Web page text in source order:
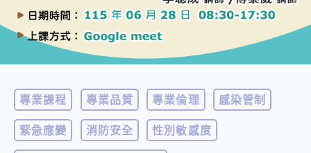
專業課程 專業品質 專業倫理 感染管制
緊急應變 消防安全 性別敏感度